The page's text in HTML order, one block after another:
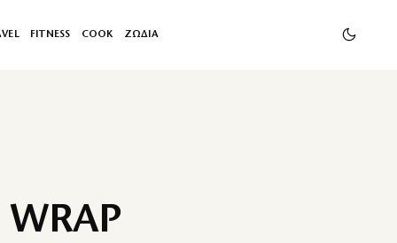
FITNESS COOK ΖΩΔΙΑ